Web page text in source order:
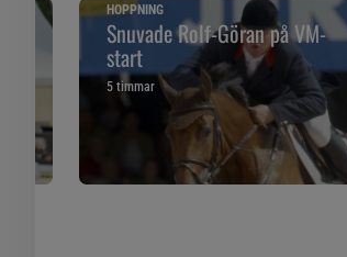
HOPPNING
Snuvade Rolf-Göran på VM-
start
5 timmar